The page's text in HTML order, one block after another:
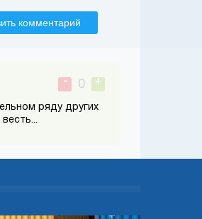
комментарий
- 0 +
ряду других